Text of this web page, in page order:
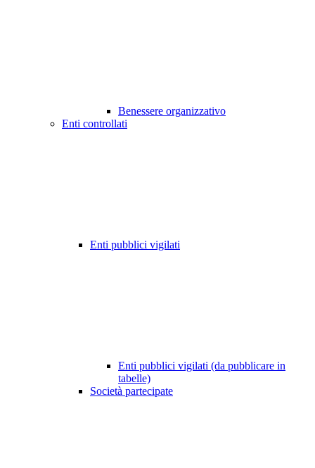
Benessere organizzativo
Enti controllati
Enti pubblici vigilati
Enti pubblici vigilati (da pubblicare in
tabelle)
Società partecipate